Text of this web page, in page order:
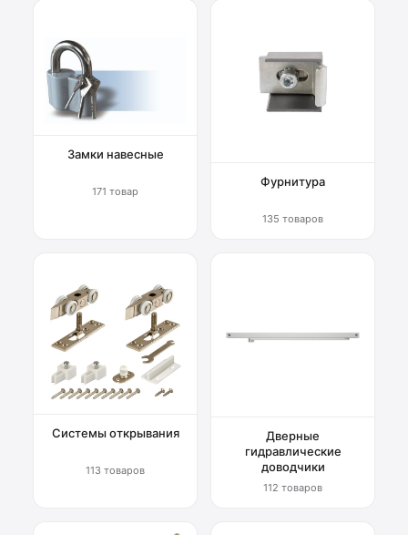
Замки навесные
171 товар
Фурнитура
135 товаров
Системы открывания
113 товаров
Дверные
гидравлические
доводчики
112 товаров